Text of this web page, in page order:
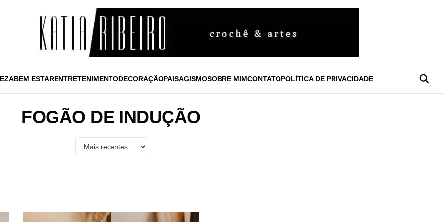
BEM ESTARENTRETENIMENTODECORAÇÃOPAISAGISMOSOBRE MIMCONTATOPOLÍTICA DE PRIVACIDADE
FOGÃO DE INDUÇÃO